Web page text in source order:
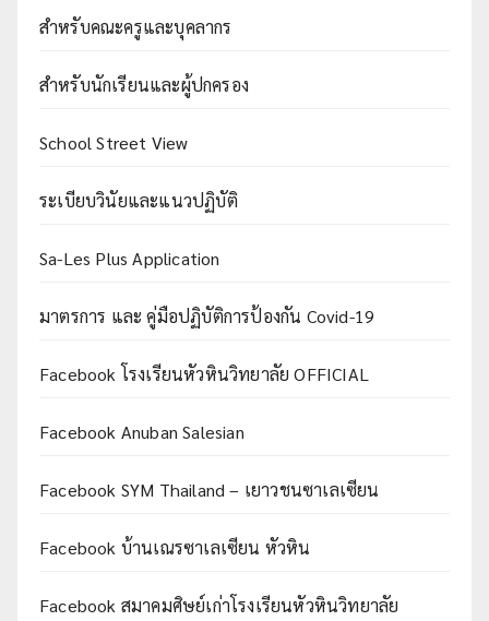
สำหรับคณะครูและบุคลากร
สำหรับนักเรียนและผู้ปกครอง
School Street View
ระเบียบวินัยและแนวปฏิบัติ
Sa-Les Plus Application
มาตรการ และ คู่มือปฏิบัติการป้องกัน Covid-19
Facebook โรงเรียนหัวหินวิทยาลัย OFFICIAL
Facebook Anuban Salesian
Facebook SYM Thailand – เยาวชนซาเลเซียน
Facebook บ้านเณรซาเลเซียน หัวหิน
Facebook สมาคมศิษย์เก่าโรงเรียนหัวหินวิทยาลัย